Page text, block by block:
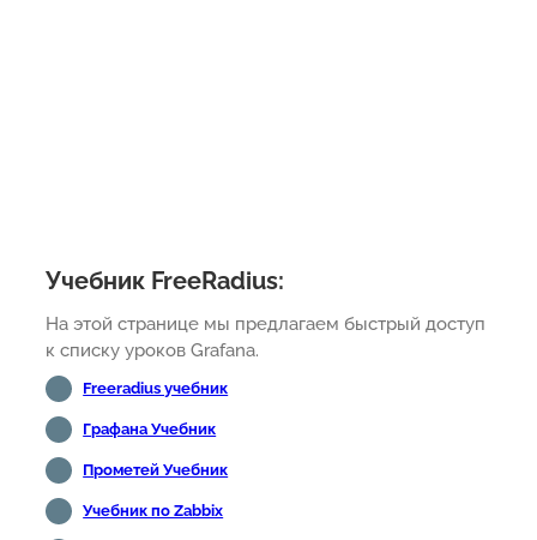
Учебник FreeRadius:
На этой странице мы предлагаем быстрый доступ
к списку уроков Grafana.
Freeradius учебник
Графана Учебник
Прометей Учебник
Учебник по Zabbix